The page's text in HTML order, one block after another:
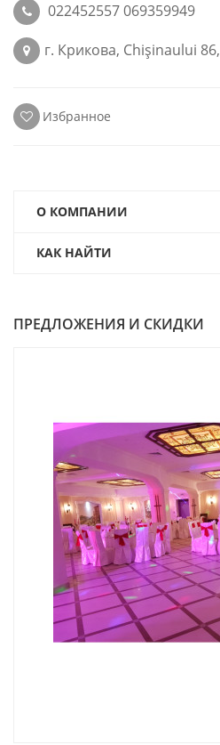
022452557 069359949
г. Крикова, Chişinaului 86,
Избранное
О КОМПАНИИ
КАК НАЙТИ
ПРЕДЛОЖЕНИЯ И СКИДКИ